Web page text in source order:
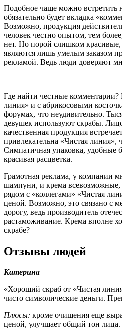
Подобное чаще можно встретить
обязательно будет вкладка
Возможно, продукция
человек честно опытом, тем
нет. Но порой слишком
являются лишь умелым заказом
рекламой. Ведь люди доверяют
Где найти честные
линия» и с абрикосовыми
форумах, что неудивительно.
девушек используют скрабы.
качественная продукция
привлекательна «Чистая линия»,
Симпатичная упаковка, удобные
красивая расцветка.
Грамотная реклама, у компании
шампуни, и крема
рядом с «коллегами» «Чистая
ценой. Возможно, это связано с
дорогу, ведь производитель
растаможивание. Крема вполне
скрабе?
Отзывы людей
Катерина
«Хороший скраб от «Чистая
чисто символические деньги.
Плюсы: кроме очищения еще
ценой, улучшает общий тон лица.